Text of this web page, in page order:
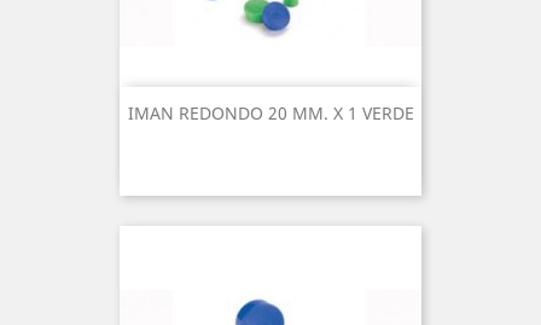
IMAN REDONDO 20 MM. X 1 VERDE